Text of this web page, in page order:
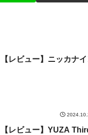
【レビュー】ニッカナ
【レビュー】YUZA